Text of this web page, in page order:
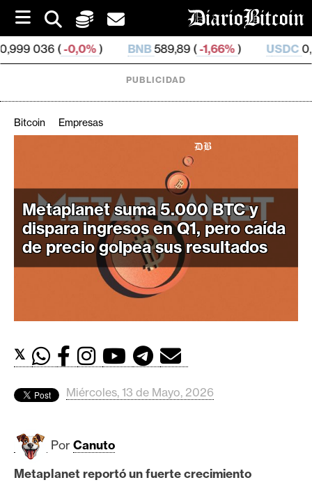
i
p
t
o
) BNB589,89 ( -1,66%) USDC0,999 884 (-
i
p
t
o
d
o
s
i
t
PUBLICIDAD
Bitcoin Empresas
Metaplanet suma 5.000 BTC y
dispara ingresos en Q1, pero caída
de precio golpea sus resultados
𝕏
Miércoles, 13 de Mayo, 2026
Por Canuto
Metaplanet reportó un fuerte crecimiento